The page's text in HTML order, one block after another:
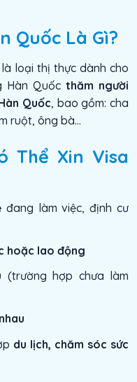
Quốc Là Gì?
loại thị thực dành cho
Hàn Quốc thăm người
Quốc, bao gồm: cha
ruột, ông bà…
Thể Xin Visa
đang làm việc, định cư
hoặc lao động
(trường hợp chưa làm
du lịch, chăm sóc sức